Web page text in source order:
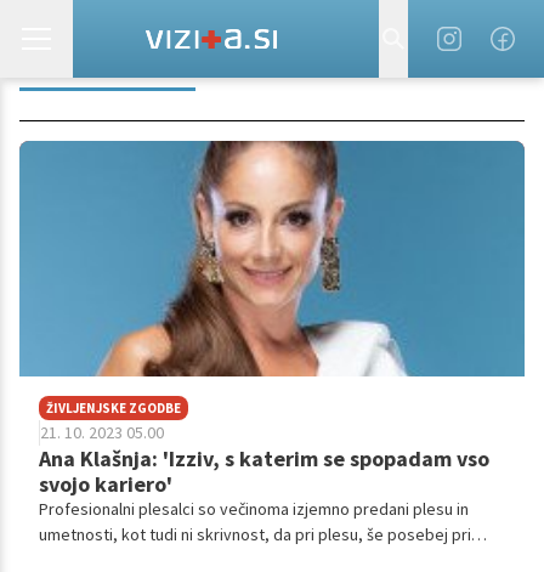
ANA KLAŠNJA
ŽIVLJENJSKE ZGODBE
21. 10. 2023 05.00
Ana Klašnja: 'Izziv, s katerim se spopadam vso
svojo kariero'
Profesionalni plesalci so večinoma izjemno predani plesu in
umetnosti, kot tudi ni skrivnost, da pri plesu, še posebej pri